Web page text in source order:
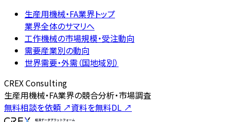
生産用機械・FA業界トップ
業界全体のサマリへ
工作機械の市場規模・受注動向
需要産業別の動向
世界需要・外需（国地域別）
CREX Consulting
生産用機械・FA業界の競合分析・市場調査
無料相談を依頼 ↗資料を無料DL ↗